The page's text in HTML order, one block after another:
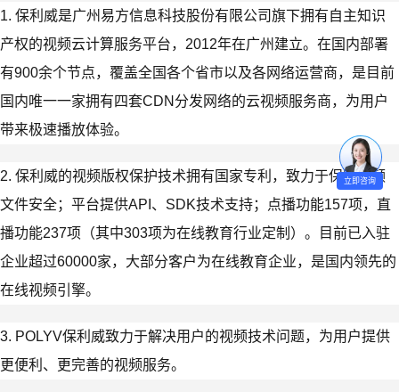
1. 保利威是广州易方信息科技股份有限公司旗下拥有自主知识
产权的视频云计算服务平台，2012年在广州建立。在国内部署
有900余个节点，覆盖全国各个省市以及各网络运营商，是目前
国内唯一一家拥有四套CDN分发网络的云视频服务商，为用户
带来极速播放体验。
2. 保利威的视频版权保护技术拥有国家专利，致力于保障视频
文件安全；平台提供API、SDK技术支持；点播功能157项，直
播功能237项（其中303项为在线教育行业定制）。目前已入驻
企业超过60000家，大部分客户为在线教育企业，是国内领先的
在线视频引擎。
3. POLYV保利威致力于解决用户的视频技术问题，为用户提供
更便利、更完善的视频服务。
立即咨询